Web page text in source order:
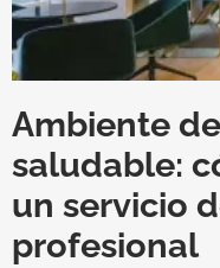
Ambiente
saludable:
un servicio
profesional